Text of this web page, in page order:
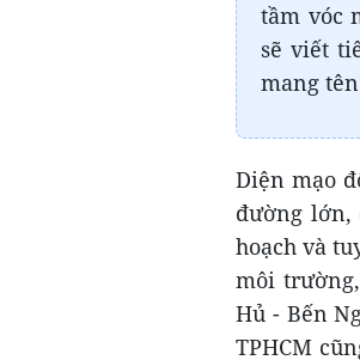
tầm vóc
sẽ viết
mang
Diện mạo
đường lớn,
hoạch và
môi
Hủ - Bến
TPHCM